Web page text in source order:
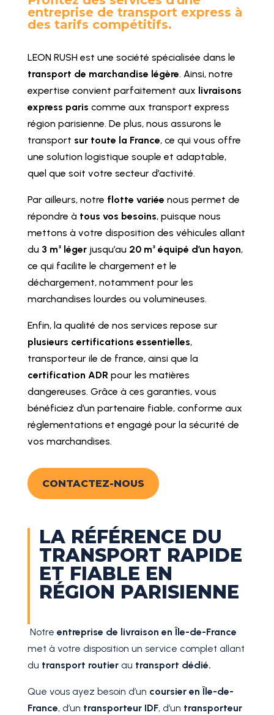
entreprise de transport express à
des tarifs compétitifs.
LEON RUSH est une société spécialisée dans le
transport de marchandise légère. Ainsi, notre
expertise convient parfaitement aux livraisons
express paris comme aux transport express
région parisienne. De plus, nous assurons le
transport sur toute la France, ce qui vous offre
une solution logistique souple et adaptable,
quel que soit votre secteur d’activité.
Par ailleurs, notre flotte variée nous permet de
répondre à tous vos besoins, puisque nous
mettons à votre disposition des véhicules allant
du 3 m³ légerjusqu’au 20 m³ équipé d’un hayon,
ce qui facilite le chargement et le
déchargement, notamment pour les
marchandises lourdes ou volumineuses.
Enfin, la qualité de nos services repose sur
plusieurs certifications essentielles,
transporteur ile de france, ainsi que la
certification ADRpour les matières
dangereuses. Grâce à ces garanties, vous
bénéficiez d’un partenaire fiable, conforme aux
réglementations et engagé pour la sécurité de
vos marchandises.
CONTACTEZ-NOUS
LA RÉFÉRENCE DU
TRANSPORT RAPIDE
ET FIABLE EN
RÉGION PARISIENNE
Notre entreprise de livraison en Île-de-France
met à votre disposition un service complet allant
du transport routierau transport dédié.
Que vous ayez besoin d’un coursier en Île-de-
France, d’un transporteur IDF, d’un transporteur